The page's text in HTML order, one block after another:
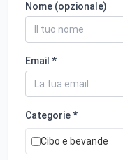
Nome (opzionale)
Email *
Categorie *
Cibo e bevande